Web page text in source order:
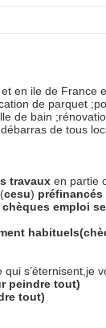
en ile de France
de parquet
de bain
de tous
travaux en partie
(cesu) préfinancés
emploi
s’éternisent,je
peindre tout)
tout)